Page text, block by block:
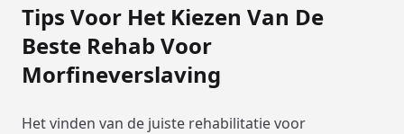
Tips Voor Het Kiezen Van De
Beste Rehab Voor
Morfineverslaving
Het vinden van de juiste rehabilitatie voor